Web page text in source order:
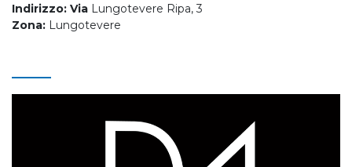
Indirizzo: Via Lungotevere Ripa, 3
Zona: Lungotevere